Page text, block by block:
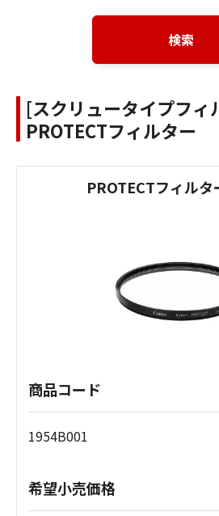
検索
[スクリュータイプフィ
PROTECTフィルター
PROTECTフィル
商品コード
1954B001
希望小売価格